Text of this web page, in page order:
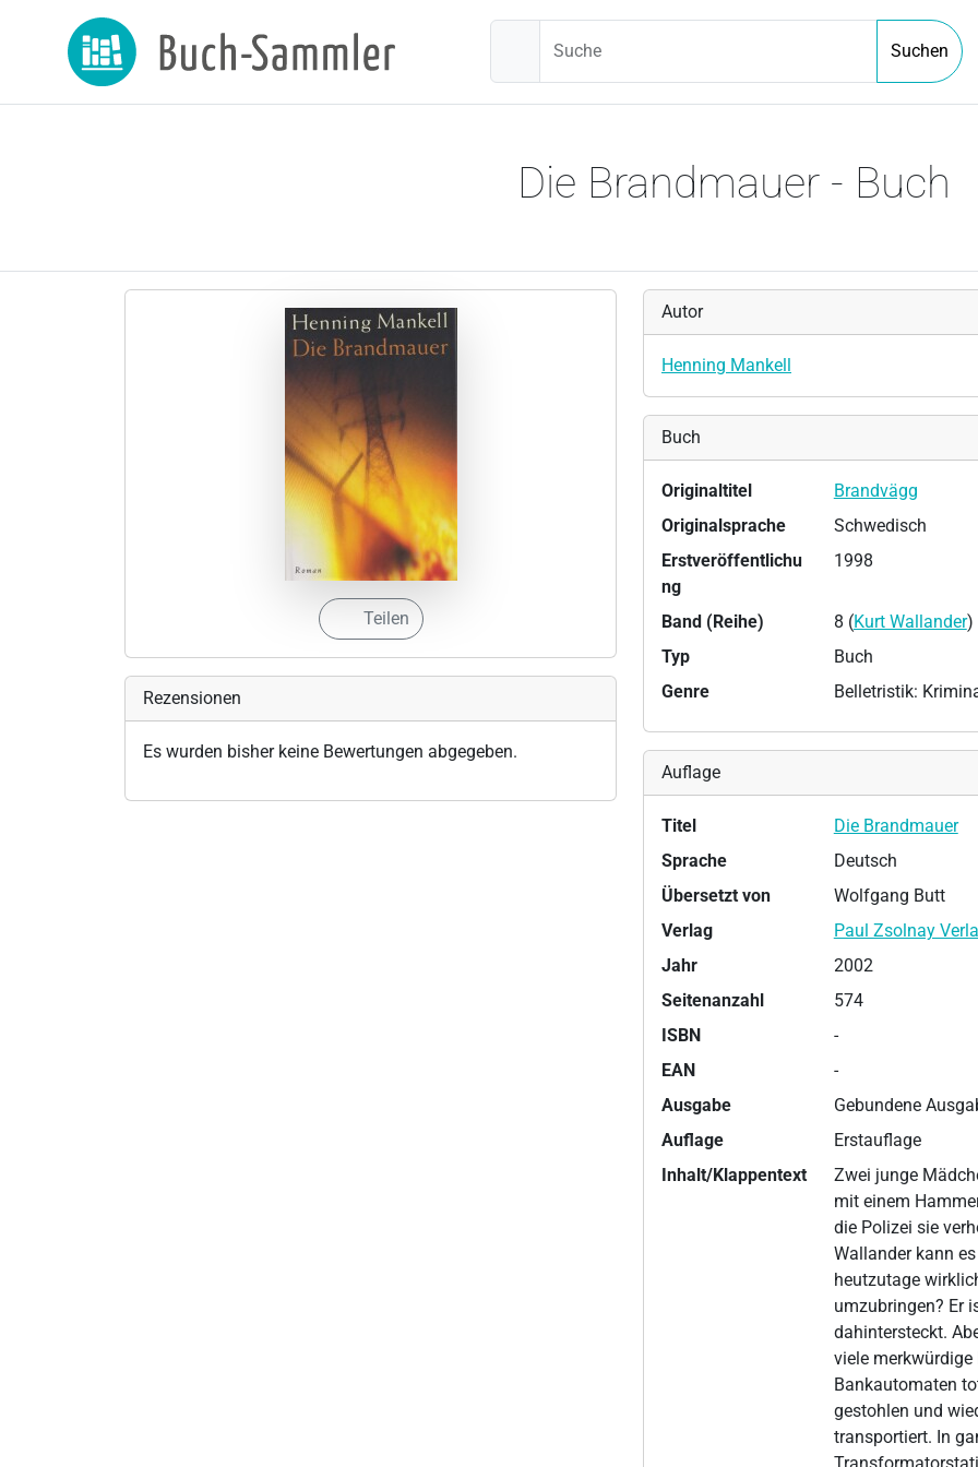
Suche Suchen
Die Brandmauer - Buch
Teilen
Rezensionen
Es wurden bisher keine Bewertungen abgegeben.
Autor
Henning Mankell
Buch
Originaltitel
Brandvägg
Originalsprache
Schwedisch
Erstveröffentlichu
ng
1998
Band (Reihe) 8 (Kurt Wallander)
Typ
Buch
Genre
Belletristik:
Auflage
Titel
Die Brandmauer
Sprache
Deutsch
Übersetzt von
Wolfgang Butt
Verlag
Paul Zsolnay
Jahr
2002
Seitenanzahl
574
ISBN
-
EAN
-
Ausgabe
Gebundene
Auflage
Erstauflage
Inhalt/Klappentext
Zwei junge
mit einem
die Polizei sie
Wallander kann
heutzutage
umzubringen? Er
dahintersteckt.
viele
Bankautomaten
gestohlen und
transportiert. In